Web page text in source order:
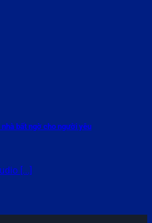
bất ngờ cho người yêu
[...]